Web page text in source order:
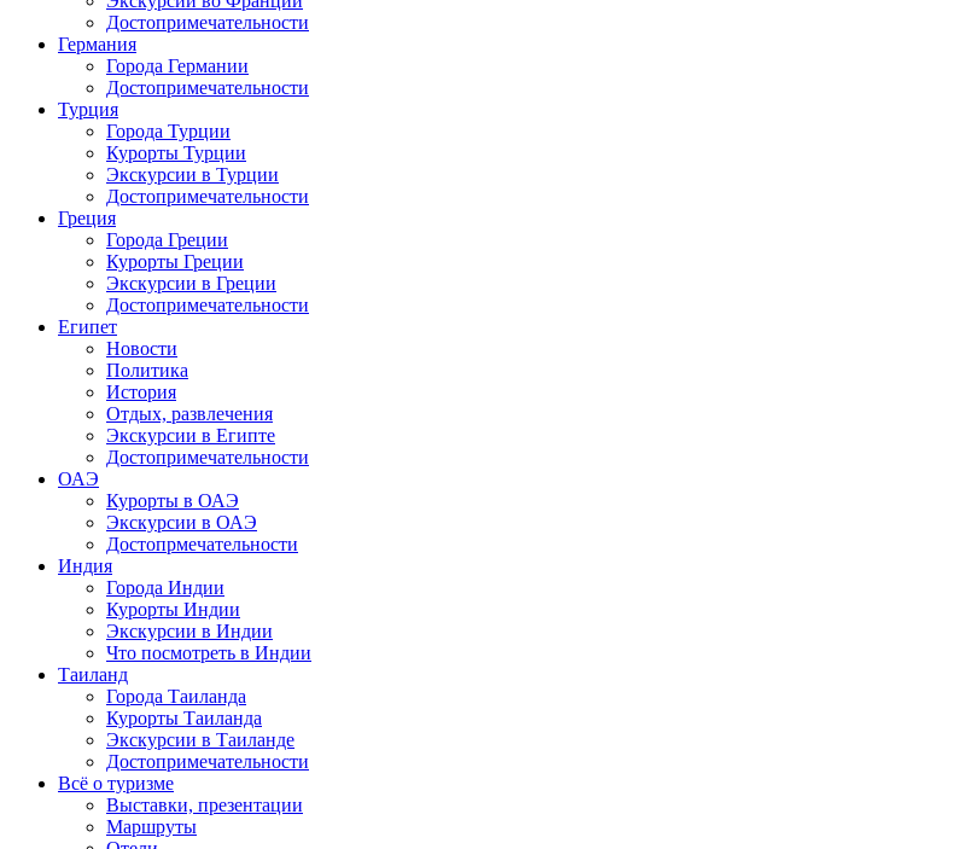
Достопримечательности
Германия
Города Германии
Достопримечательности
Турция
Города Турции
Курорты Турции
Экскурсии в Турции
Достопримечательности
Греция
Города Греции
Курорты Греции
Экскурсии в Греции
Достопримечательности
Египет
Новости
Политика
История
Отдых, развлечения
Экскурсии в Египте
Достопримечательности
ОАЭ
Курорты в ОАЭ
Экскурсии в ОАЭ
Достопрмечательности
Индия
Города Индии
Курорты Индии
Экскурсии в Индии
Что посмотреть в Индии
Таиланд
Города Таиланда
Курорты Таиланда
Экскурсии в Таиланде
Достопримечательности
Всё о туризме
Выставки, презентации
Маршруты